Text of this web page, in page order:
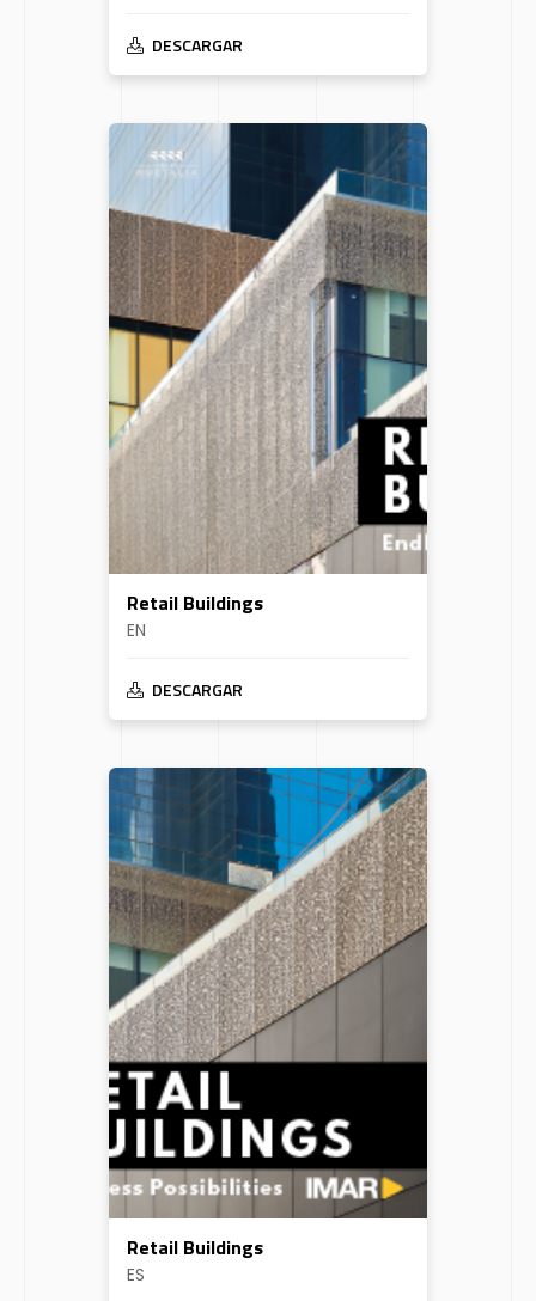
DESCARGAR
Retail Buildings
EN
DESCARGAR
Retail Buildings
ES